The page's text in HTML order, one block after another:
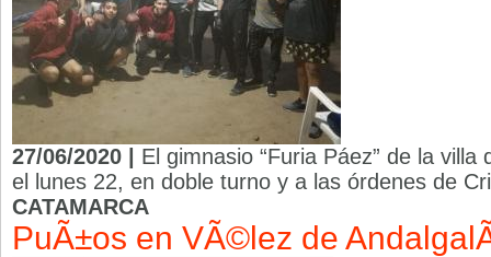
27/06/2020 | El gimnasio “Furia Páez” de la
el lunes 22, en doble turno y a las órdenes de
CATAMARCA
PuÃ±os en VÃ©lez de